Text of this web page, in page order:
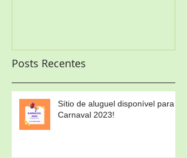
Posts Recentes
Sítio de aluguel disponível para
Carnaval 2023!